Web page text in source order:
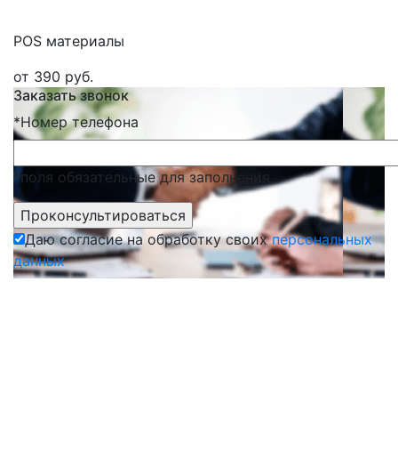
POS материалы
от 390 руб.
Заказать звонок
*Номер телефона
*поля обязательные для заполнения
Даю согласие на обработку своихперсональных
данных